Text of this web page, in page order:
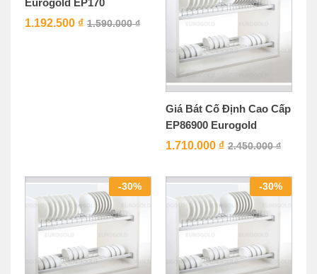
Giá Bát Cố Định Cao Cấp
EP86900 Eurogold
1.710.000 ₫ 2.450.000₫
-30% -30%